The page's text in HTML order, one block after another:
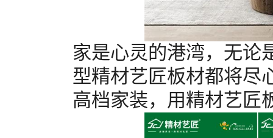
家是心灵的港湾，无论
型精材艺匠板材都将尽
高档家装，用精材艺匠